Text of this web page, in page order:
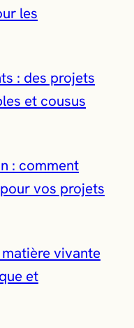
les
: des projets
et cousus
: comment
vos projets
vivante
et